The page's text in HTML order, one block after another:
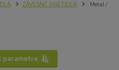
ZÁVESNÉ SVIETIDLÁ
Metal /
parametre